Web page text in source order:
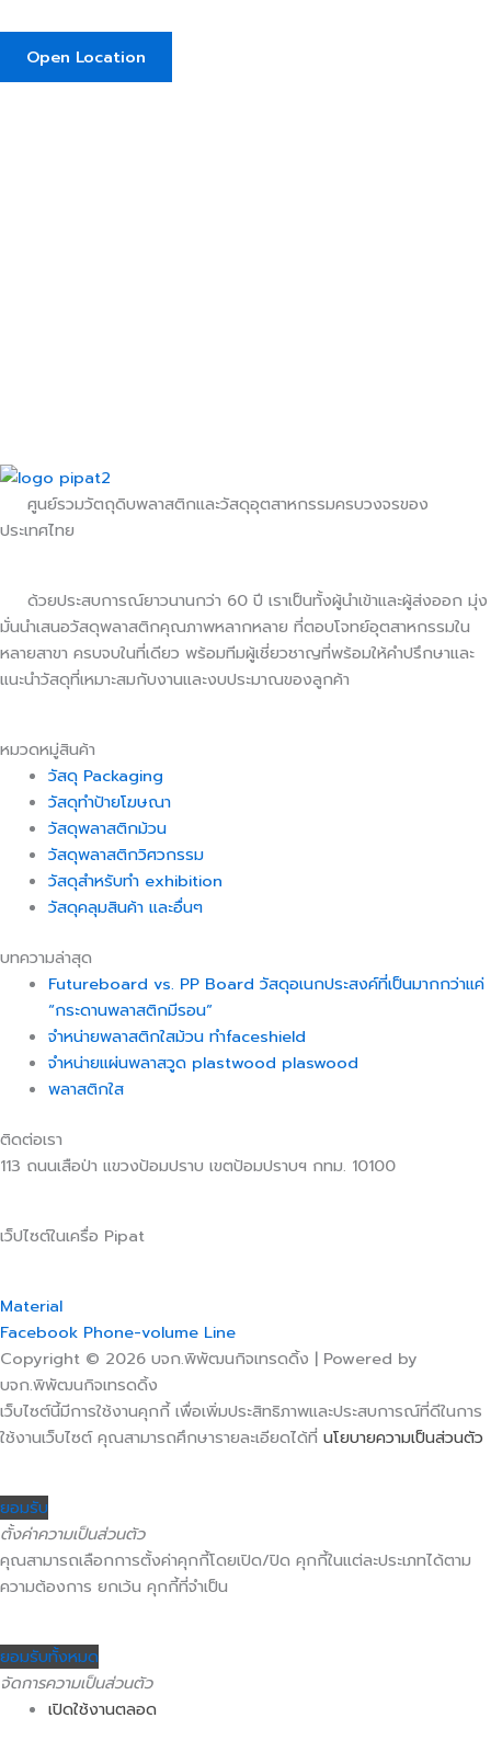
Open Location
ศูนย์รวมวัตถุดิบพลาสติกและวัสดุอุตสาหกรรมครบวงจรของ
ประเทศไทย
ด้วยประสบการณ์ยาวนานกว่า 60 ปี เราเป็นทั้งผู้นำเข้าและผู้ส่งออก มุ่ง
มั่นนำเสนอวัสดุพลาสติกคุณภาพหลากหลาย ที่ตอบโจทย์อุตสาหกรรมใน
หลายสาขา ครบจบในที่เดียว พร้อมทีมผู้เชี่ยวชาญที่พร้อมให้คำปรึกษาและ
แนะนำวัสดุที่เหมาะสมกับงานและงบประมาณของลูกค้า
หมวดหมู่สินค้า
วัสดุ Packaging
วัสดุทำป้ายโฆษณา
วัสดุพลาสติกม้วน
วัสดุพลาสติกวิศวกรรม
วัสดุสำหรับทำ exhibition
วัสดุคลุมสินค้า และอื่นๆ
บทความล่าสุด
Futureboard vs. PP Board วัสดุอเนกประสงค์ที่เป็นมากกว่าแค่
“กระดานพลาสติกมีรอน”
จำหน่ายพลาสติกใสม้วน ทำfaceshield
จำหน่ายแผ่นพลาสวูด plastwood plaswood
พลาสติกใส
ติดต่อเรา
113 ถนนเสือป่า แขวงป้อมปราบ เขตป้อมปราบฯ กทม. 10100
เว็ปไซต์ในเครื่อ Pipat
Material
Facebook Phone-volume Line
Copyright © 2026 บจก.พิพัฒนกิจเทรดดิ้ง | Powered by
บจก.พิพัฒนกิจเทรดดิ้ง
เว็บไซต์นี้มีการใช้งานคุกกี้ เพื่อเพิ่มประสิทธิภาพและประสบการณ์ที่ดีในการ
ใช้งานเว็บไซต์ คุณสามารถศึกษารายละเอียดได้ที่ นโยบายความเป็นส่วนตัว
ยอมรับ
ตั้งค่าความเป็นส่วนตัว
คุณสามารถเลือกการตั้งค่าคุกกี้โดยเปิด/ปิด คุกกี้ในแต่ละประเภทได้ตาม
ความต้องการ ยกเว้น คุกกี้ที่จำเป็น
ยอมรับทั้งหมด
จัดการความเป็นส่วนตัว
เปิดใช้งานตลอด